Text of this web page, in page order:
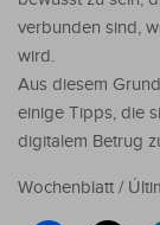
verbunden sind,
wird.
Aus diesem
einige Tipps, die
digitalem Betrug
Wochenblatt /